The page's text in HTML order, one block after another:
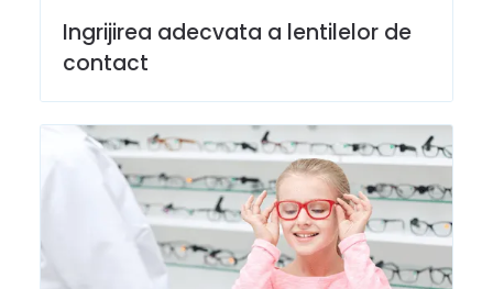
Ingrijirea adecvata a lentilelor de
contact